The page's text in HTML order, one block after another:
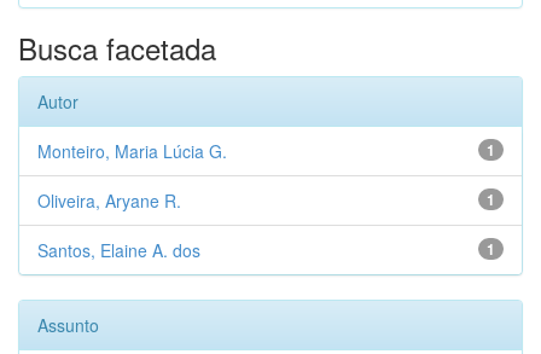
Busca facetada
Autor
1
Monteiro, Maria Lúcia G.
1
Oliveira, Aryane R.
1
Santos, Elaine A. dos
Assunto